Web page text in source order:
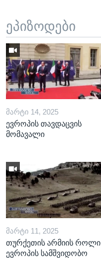
ეპიზოდები
ᲛᲐᲠᲢᲘ 14, 2025
ევროპის თავდაცვის
მომავალი
ᲛᲐᲠᲢᲘ 11, 2025
თურქეთის არმიის როლი
ევროპის სამშვიდობო